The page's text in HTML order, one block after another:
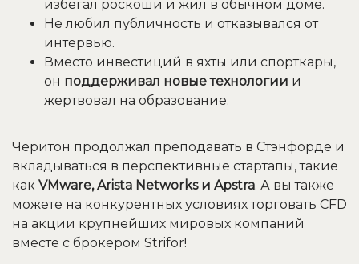
избегал роскоши и жил в обычном доме.
Не любил публичность и отказывался от
интервью.
Вместо инвестиций в яхты или спорткары,
он поддерживал новые технологии и
жертвовал на образование.
Черитон продолжал преподавать в Стэнфорде и
вкладываться в перспективные стартапы, такие
как VMware, Arista Networks и Apstra. А вы также
можете на конкурентных условиях торговать CFD
на акции крупнейших мировых компаний
вместе с брокером Strifor!